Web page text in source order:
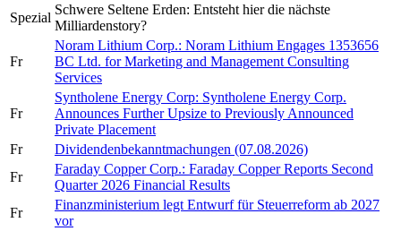
Spezial
Schwere Seltene Erden: Entsteht hier die nächste
Milliardenstory?
Fr
Noram Lithium Corp.: Noram Lithium Engages 1353656
BC Ltd. for Marketing and Management Consulting
Services
Fr
Syntholene Energy Corp: Syntholene Energy Corp.
Announces Further Upsize to Previously Announced
Private Placement
Fr
Dividendenbekanntmachungen (07.08.2026)
Fr
Faraday Copper Corp.: Faraday Copper Reports Second
Quarter 2026 Financial Results
Fr
Finanzministerium legt Entwurf für Steuerreform ab 2027
vor